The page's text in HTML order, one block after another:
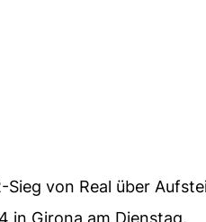
von Real über
in Girona am Dienstag.